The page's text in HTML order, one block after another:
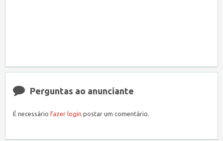
Perguntas ao anunciante
É necessário fazer login postar um comentário.